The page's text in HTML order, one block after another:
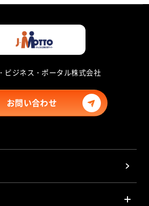
ビジネス・ポータル株式会社
お問い合わせ